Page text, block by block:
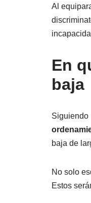
Al
En
baja
baja de
No solo
Estos